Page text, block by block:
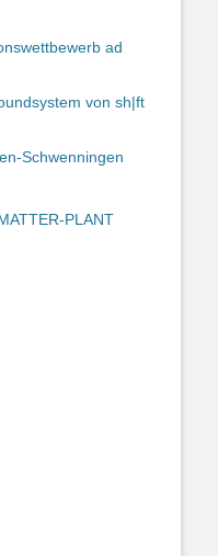
ad
von sh|ft
Schwenningen
PLANT